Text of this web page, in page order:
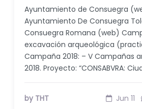
Ayuntamiento de Consuegra
Ayuntamiento De Consuegra
Consuegra Romana (web)
excavación arqueológica
Campaña 2018: – V Campañas
2018. Proyecto: “CONSABVRA:
by THT Jun 11